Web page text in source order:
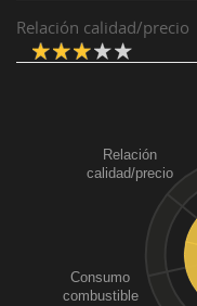
Relación calidad/precio
Consumo
combustible
Relación
calidad/precio